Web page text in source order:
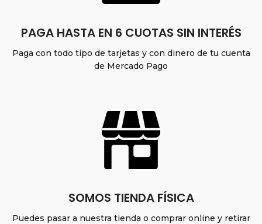
PAGA HASTA EN 6 CUOTAS SIN INTERÉS
Paga con todo tipo de tarjetas y con dinero de tu cuenta
de Mercado Pago
SOMOS TIENDA FÍSICA
Puedes pasar a nuestra tienda o comprar online y retirar